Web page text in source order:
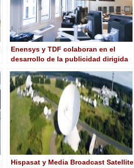
Enensys y TDF colaboran en el
desarrollo de la publicidad dirigida
Hispasat y Media Broadcast Satellite